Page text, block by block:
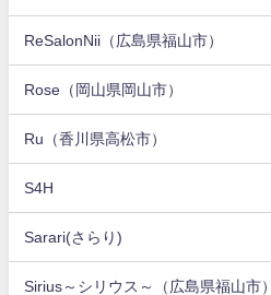
ReSalonNii（広島県福山市）
Rose（岡山県岡山市）
Ru（香川県高松市）
S4H
Sarari(さらり)
Sirius～シリウス～（広島県福山市）